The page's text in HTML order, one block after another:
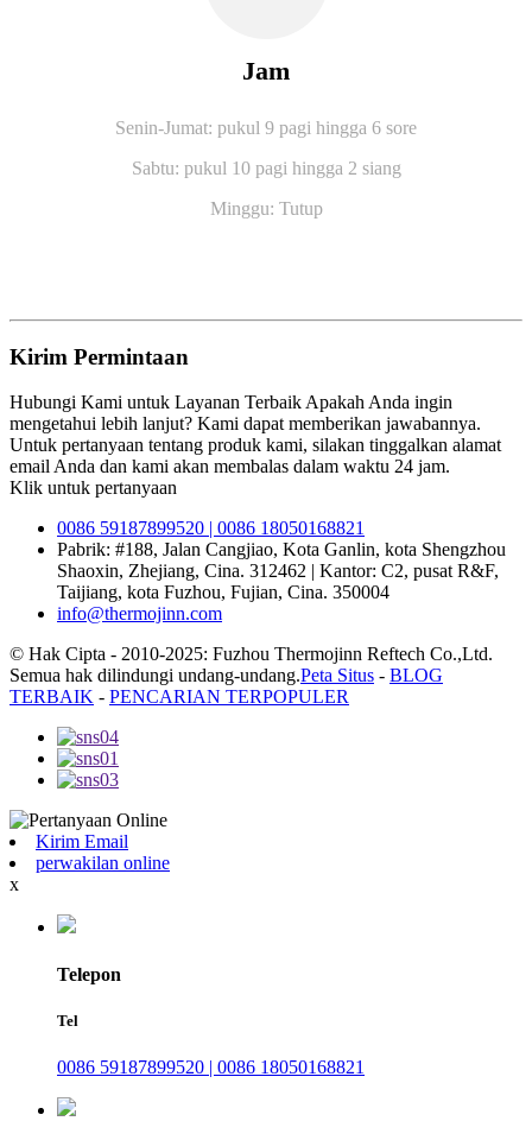
Jam
Senin-Jumat: pukul 9 pagi hingga 6 sore
Sabtu: pukul 10 pagi hingga 2 siang
Minggu: Tutup
Kirim Permintaan
Hubungi Kami untuk Layanan Terbaik Apakah Anda ingin
mengetahui lebih lanjut? Kami dapat memberikan jawabannya.
Untuk pertanyaan tentang produk kami, silakan tinggalkan alamat
email Anda dan kami akan membalas dalam waktu 24 jam.
Klik untuk pertanyaan
0086 59187899520 | 0086 18050168821
Pabrik: #188, Jalan Cangjiao, Kota Ganlin, kota Shengzhou
Shaoxin, Zhejiang, Cina. 312462 | Kantor: C2, pusat R&F,
Taijiang, kota Fuzhou, Fujian, Cina. 350004
info@thermojinn.com
© Hak Cipta - 2010-2025: Fuzhou Thermojinn Reftech Co.,Ltd.
Semua hak dilindungi undang-undang.Peta Situs - BLOG
TERBAIK - PENCARIAN TERPOPULER
Kirim Email
perwakilan online
x
Telepon
Tel
0086 59187899520 | 0086 18050168821